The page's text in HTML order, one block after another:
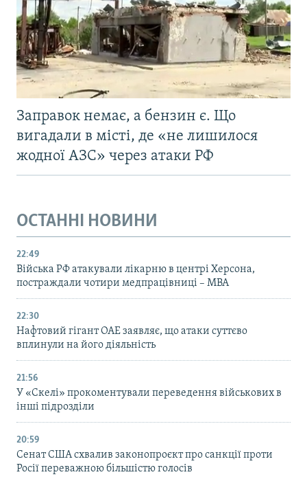
Заправок немає, а бензин є. Що
вигадали в місті, де «не лишилося
жодної АЗС» через атаки РФ
ОСТАННІ НОВИНИ
22:49
Війська РФ атакували лікарню в центрі Херсона,
постраждали чотири медпрацівниці – МВА
22:30
Нафтовий гігант ОАЕ заявляє, що атаки суттєво
вплинули на його діяльність
21:56
У «Скелі» прокоментували переведення військових в
інші підрозділи
20:59
Cенат США схвалив законопроєкт про санкції проти
Росії переважною більшістю голосів